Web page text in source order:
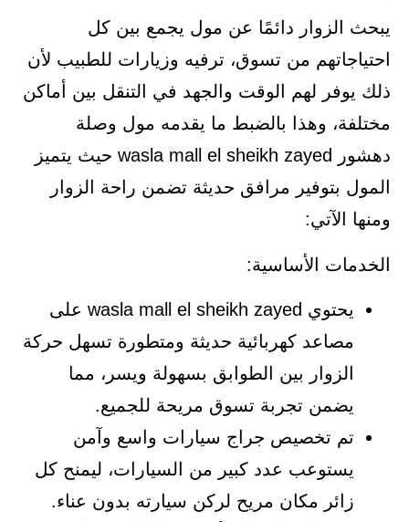
يبحث الزوار دائمًا عن مول يجمع بين كل
احتياجاتهم من تسوق، ترفيه وزيارات للطبيب لأن
ذلك يوفر لهم الوقت والجهد في التنقل بين أماكن
مختلفة، وهذا بالضبط ما يقدمه مول وصلة
دهشور wasla mall el sheikh zayed حيث يتميز
المول بتوفير مرافق حديثة تضمن راحة الزوار
ومنها الآتي:
الخدمات الأساسية:
يحتوي wasla mall el sheikh zayed على
مصاعد كهربائية حديثة ومتطورة تسهل حركة
الزوار بين الطوابق بسهولة ويسر، مما
يضمن تجربة تسوق مريحة للجميع.
تم تخصيص جراج سيارات واسع وآمن
يستوعب عدد كبير من السيارات، ليمنح كل
زائر مكان مريح لركن سيارته بدون عناء.